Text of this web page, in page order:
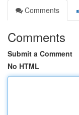
Comments
Comments
Submit a Comment
No HTML